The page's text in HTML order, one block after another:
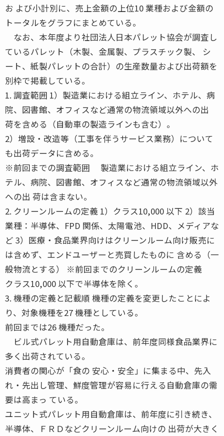
お よび小計別に、売上金額の上位10 業種および金額の
トータルをグラフにまとめている。
なお、本年度より社団法人日本パレット協会が調査し
ているパレット（木製、金属製、プラスチック製、 シ
ート、紙製パレットの合計）の生産数量および出荷額を
別枠で掲載している。
1. 調査範囲 1）製造業における組立ライン、ホテル、病
院、図書館、オフィスなど通常の物流領域以外への出
荷を含める（自動車の製造ラインも含む）。
2）増設・改造等（工事を伴うサービス業務）について
も出荷データに含める。
※前回までの調査範囲 製造業における組立ライン、ホ
テル、病院、図書館、オフィスなど通常の物流領域以外
への出 荷は含まない。
2. クリーンルームの定義 1）クラス10,000 以下 2）該当
業種：半導体、FPD 関係、太陽電池、HDD、メディアな
ど 3）医療・食品業界向けはクリーンルーム向け販売に
は含めず、エンドユーザーと売買したものに 含める（一
般物流とする） ※前回までのクリーンルームの定義
クラス10,000 以下で半導体を除く。
3. 機種の定義と記載順 機種の定義を変更したことによ
り、対象機種を27 機種としている。
前回までは26 機種だった。
ビル式パレット用自動倉庫は、前年度同様食品業界に
多く出荷されている。
消費者の関心が「食の 安心・安全」に集まる中、先入
れ・先出し管理、鮮度管理が容易に行える自動倉庫の需
要は高まっ ている。
ユニット式パレット用自動倉庫は、前年度に引き続き、
半導体、ＦＲＤなどクリーンルーム向けの 出荷が大きく